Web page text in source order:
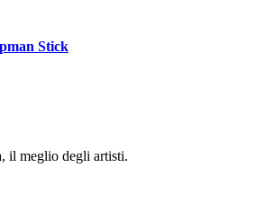
Stick
il meglio degli artisti.